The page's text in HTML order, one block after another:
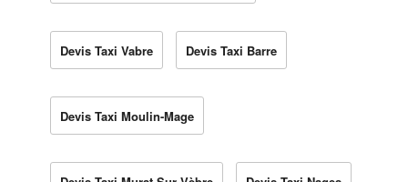
Devis Taxi Vabre Devis Taxi Barre
Devis Taxi Moulin-Mage